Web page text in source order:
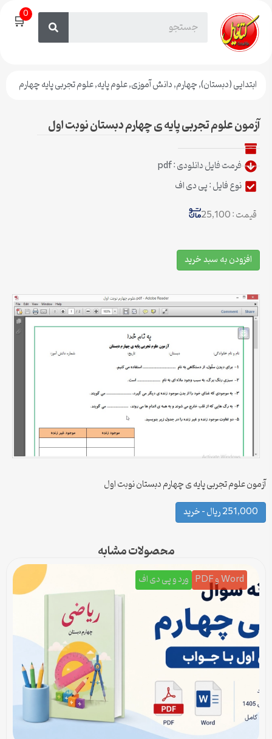
🛒0
ابتدایی (دبستان),چهارم,دانش آموزی,علوم پایه,علوم تجربی پایه چهارم
آزمون علوم تجربی پایه ی چهارم دبستان نوبت اول
فرمت فایل دانلودی : pdf
نوع فایل : پی دی اف
قیمت : 25,100
افزودن به سبد خرید
آزمون علوم تجربی پایه ی چهارم دبستان نوبت اول
251,000 ریال – خرید
محصولات مشابه
Word و PDF ورد و پی دی اف